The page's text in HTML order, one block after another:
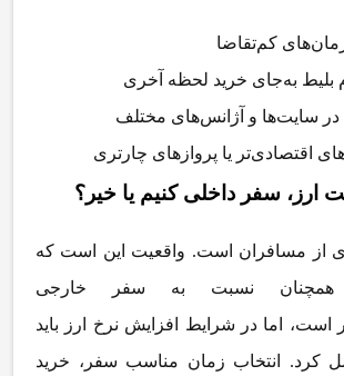
های کمتقاضا
بلیط بهجای خرید لحظه آخری
در سایتها و آژانسهای مختلف
اقتصادیتر یا پروازهای چارتری
ارز، سفر داخلی کنیم یا خیر؟
از مسافران است. واقعیت این است که
همچنان نسبت به سفر خارجی
است، اما در شرایط افزایش نرخ ارز باید
کرد. انتخاب زمان مناسب سفر، خرید